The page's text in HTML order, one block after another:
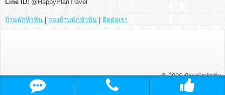
Line ID: @HappyPlanTravel
บ้านพักหัวหิน จองบ้านพักหัวหิน ติดต่อเรา
© 2026บ้านพักหัวหิน